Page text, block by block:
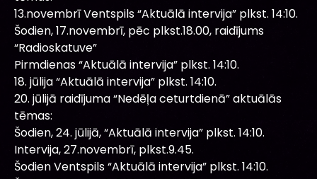
13.novembrī Ventspils “Aktuālā intervija” plkst. 14:10.
Šodien, 17.novembrī, pēc plkst.18.00, raidījums
“Radioskatuve”
Pirmdienas “Aktuālā intervija” plkst. 14:10.
18. jūlija “Aktuālā intervija” plkst. 14:10.
20. jūlijā raidījuma “Nedēļa ceturtdienā” aktuālās
tēmas:
Šodien, 24. jūlijā, “Aktuālā intervija” plkst. 14:10.
Intervija, 27.novembrī, plkst.9.45.
Šodien Ventspils “Aktuālā intervija” plkst. 14:10.